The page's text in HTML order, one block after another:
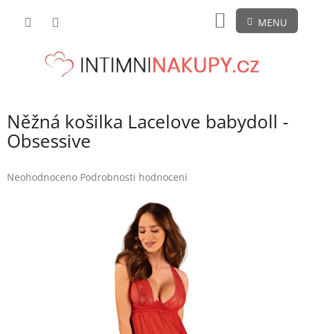
NÁKUPNÍ
KOŠÍK
Něžná košilka Lacelove babydoll -
Obsessive
Průměrné
Neohodnoceno Podrobnosti hodnocení